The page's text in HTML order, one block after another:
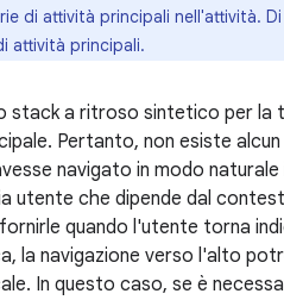
di attività principali nell'attività.
attività principali.
stack a ritroso sintetico per la
Pertanto, non esiste
navigato in modo
utente che dipende dal
quando l'utente torna
la navigazione verso l'alto
In questo caso, se è